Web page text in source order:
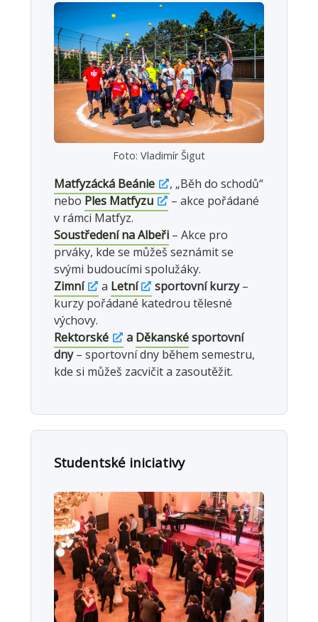
Foto: Vladimír Šigut
Matfyzácká Beánie
, „Běh do schodů“
nebo Ples Matfyzu
– akce pořádané
v rámci Matfyz.
Soustředení na Albeři– Akce pro
prváky, kde se můžeš seznámit se
svými budoucími spolužáky.
Zimní
a Letní sportovní kurzy–
kurzy pořádané katedrou tělesné
výchovy.
Rektorské
a Děkanskésportovní
dny– sportovní dny během semestru,
kde si můžeš zacvičit a zasoutěžit.
Studentské iniciativy